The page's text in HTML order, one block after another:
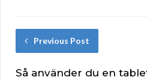
Previous Post
Så använder du en